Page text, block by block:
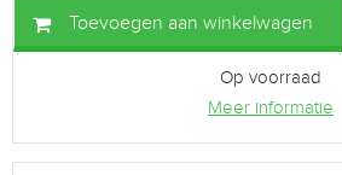
Toevoegen aan winkelwagen
Op voorraad
Meer informatie